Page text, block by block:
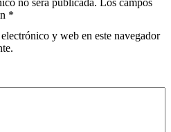
*
y web en este navegador